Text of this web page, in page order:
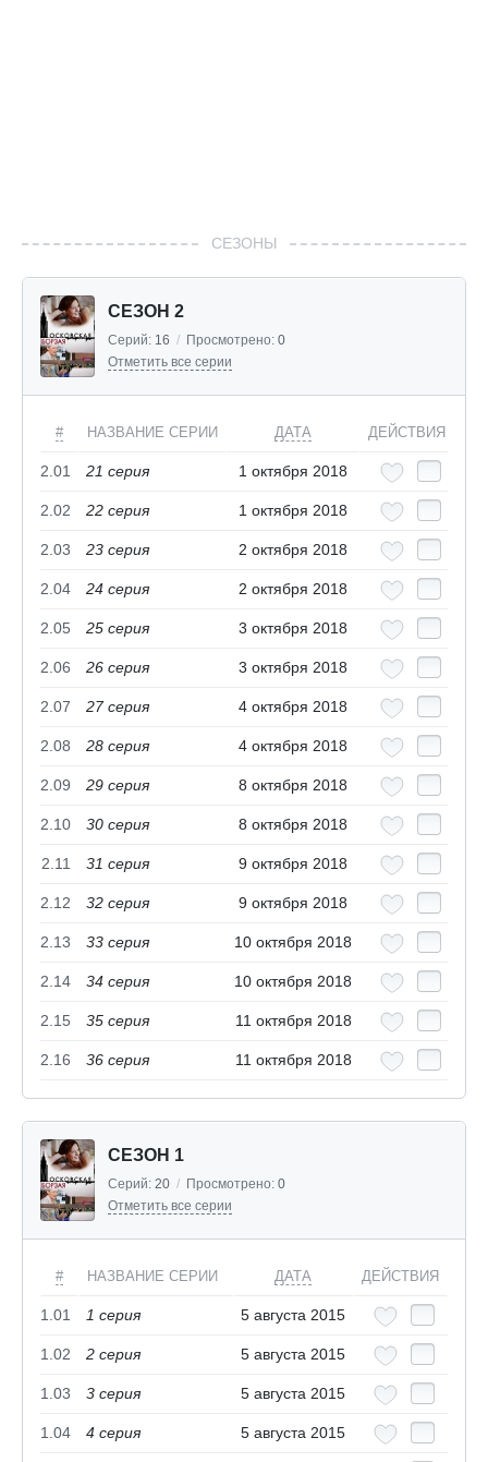
СЕЗОНЫ
СЕЗОН 2
Серий: 16 / Просмотрено: 0
Отметить все серии
# НАЗВАНИЕ СЕРИИ ДАТА ДЕЙСТВИЯ
2.01 21 серия 1 октября 2018
2.02 22 серия 1 октября 2018
2.03 23 серия 2 октября 2018
2.04 24 серия 2 октября 2018
2.05 25 серия 3 октября 2018
2.06 26 серия 3 октября 2018
2.07 27 серия 4 октября 2018
2.08 28 серия 4 октября 2018
2.09 29 серия 8 октября 2018
2.10 30 серия 8 октября 2018
2.11 31 серия 9 октября 2018
2.12 32 серия 9 октября 2018
2.13 33 серия 10 октября 2018
2.14 34 серия 10 октября 2018
2.15 35 серия 11 октября 2018
2.16 36 серия 11 октября 2018
СЕЗОН 1
Серий: 20 / Просмотрено: 0
Отметить все серии
# НАЗВАНИЕ СЕРИИ ДАТА ДЕЙСТВИЯ
1.01 1 cерия 5 августа 2015
1.02 2 cерия 5 августа 2015
1.03 3 cерия 5 августа 2015
1.04 4 cерия 5 августа 2015